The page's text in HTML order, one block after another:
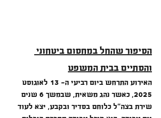
הסיפור שהחל במחסום ביטחוני
והסתיים בבית המשפט
האירוע התרחש ביום רביעי ה- 13 לאוגוסט
2025, כאשר נהג משאית, שבמשך 6 שנים
שירת בצה"ל כלוחם בסדיר ובקבע, יצא לעוד